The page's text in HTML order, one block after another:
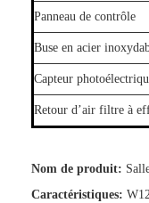
Panneau de contrôle
Buse en acier
Capteur
Retour d’air filtre à
Nom de produit:
Caractéristiques: